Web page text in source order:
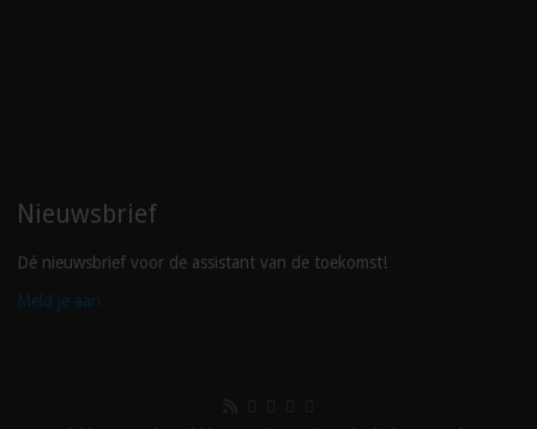
Nieuwsbrief
Dé nieuwsbrief voor de assistant van de toekomst!
Meld je aan